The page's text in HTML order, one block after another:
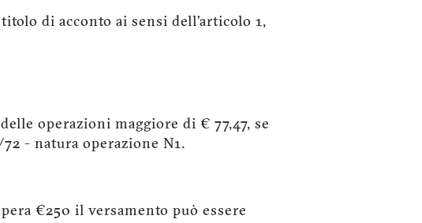
di acconto ai sensi dell’articolo 1,
operazioni maggiore di € 77,47, se
- natura operazione N1.
€250 il versamento può essere